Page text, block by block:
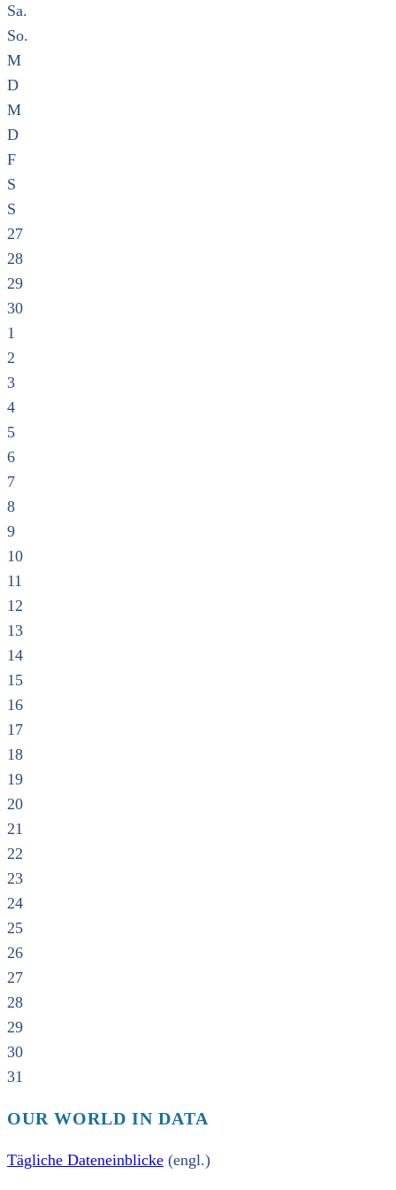
Sa.
So.
M
D
M
D
F
S
S
27
28
29
30
1
2
3
4
5
6
7
8
9
10
11
12
13
14
15
16
17
18
19
20
21
22
23
24
25
26
27
28
29
30
31
OUR WORLD IN DATA
Tägliche Dateneinblicke (engl.)